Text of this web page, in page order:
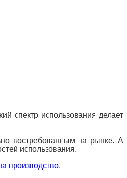
спектр использования делает
востребованным на рынке. А
использования.
производство.